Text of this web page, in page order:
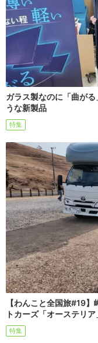
ガラス製なのに「曲が
うな新製品
特集
【わんこと全国旅#19
トカーズ「オーステリ
特集